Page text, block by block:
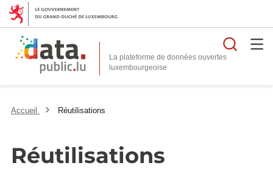
La plateforme de données ouvertes
Accueil Réutilisations
Réutilisations